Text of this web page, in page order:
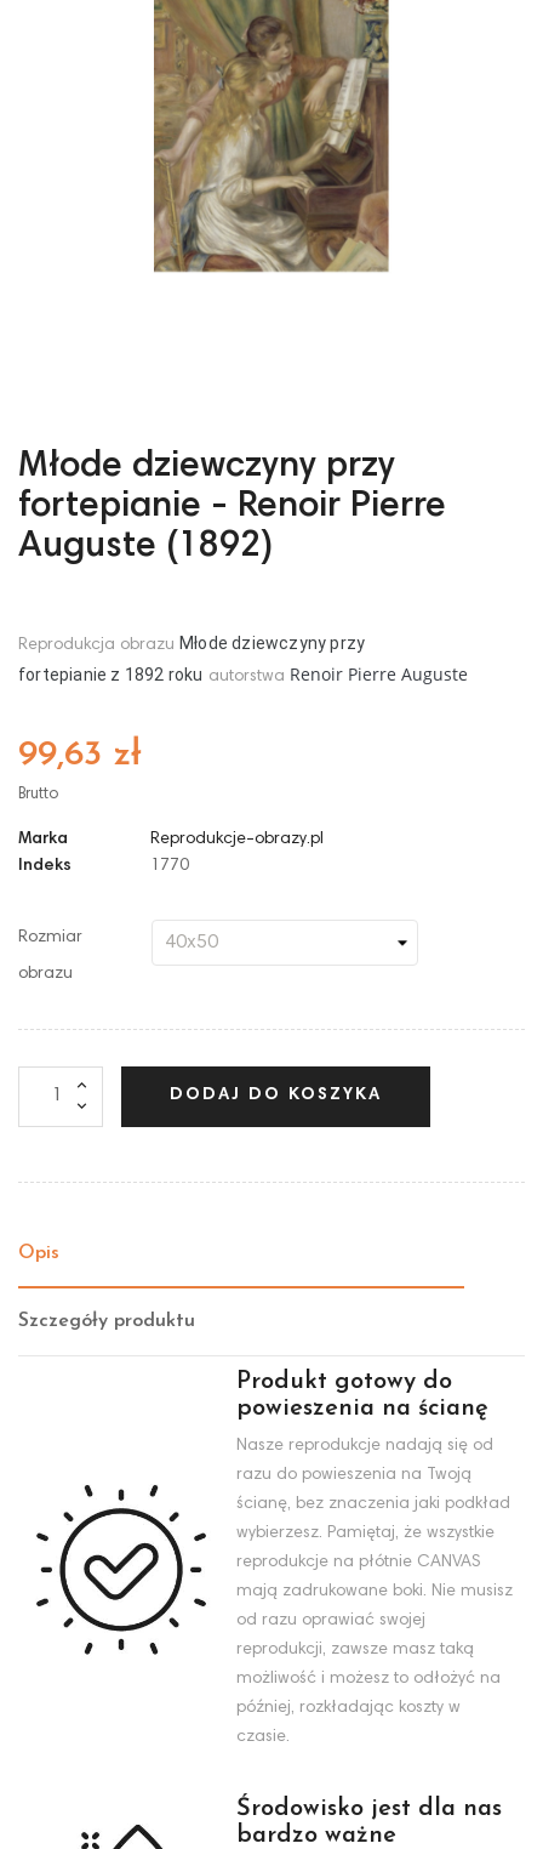
Młode dziewczyny przy
fortepianie - Renoir Pierre
Auguste (1892)
Reprodukcja obrazu Młode dziewczyny przy
fortepianie z 1892 roku autorstwa Renoir Pierre Auguste
99,63 zł
Brutto
Marka
Reprodukcje-obrazy.pl
Indeks
1770
Rozmiar
obrazu
DODAJ DO KOSZYKA
Opis
Szczegóły produktu
Produkt gotowy do
powieszenia na ścianę
Nasze reprodukcje nadają się od
razu do powieszenia na Twoją
ścianę, bez znaczenia jaki podkład
wybierzesz. Pamiętaj, że wszystkie
reprodukcje na płótnie CANVAS
mają zadrukowane boki. Nie musisz
od razu oprawiać swojej
reprodukcji, zawsze masz taką
możliwość i możesz to odłożyć na
później, rozkładając koszty w
czasie.
Środowisko jest dla nas
bardzo ważne